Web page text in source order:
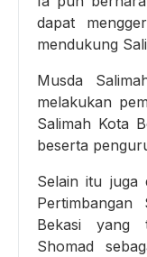
dapat
mendukung
Musda
melakukan
Salimah Kota
beserta
Selain itu juga
Pertimbangan
Bekasi yang
Shomad